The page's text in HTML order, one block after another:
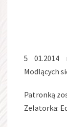
5 01.2014
Modlących
Patronką
Zelatorka: